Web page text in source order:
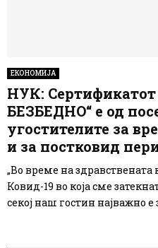
ЕКОНОМИЈА
НУК:
БЕЗБЕДНО“ е од
угостителите за
и за постковид
„Во време на здравствената
Ковид-19 во која сме
секој наш гостин најважно е